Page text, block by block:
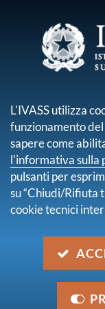
sei qui:
A/S
Condividi su:
L'IVASS utilizza
funzionamento
sapere come
l'informativa sulla
pulsanti per
su “Chiudi/Rifiuta
cookie tecnici